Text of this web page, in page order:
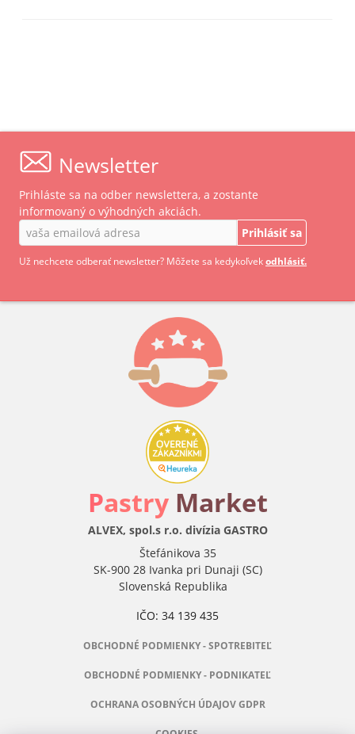
Newsletter
Prihláste sa na odber newslettera, a zostante
informovaný o výhodných akciách.
Prihlásiť sa
Už nechcete odberať newsletter? Môžete sa kedykoľvekodhlásiť.
Pastry Market
ALVEX, spol.s r.o. divízia GASTRO
Štefánikova 35
SK-900 28 Ivanka pri Dunaji (SC)
Slovenská Republika
IČO: 34 139 435
OBCHODNÉ PODMIENKY - SPOTREBITEĽ
OBCHODNÉ PODMIENKY - PODNIKATEĽ
OCHRANA OSOBNÝCH ÚDAJOV GDPR